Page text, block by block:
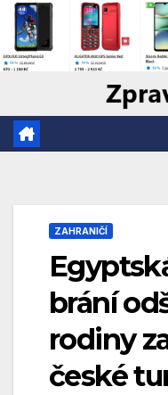
content
ZAHRANIČÍ
brání
rodiny
české